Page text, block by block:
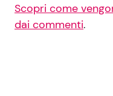
Scopri come
dai commenti.